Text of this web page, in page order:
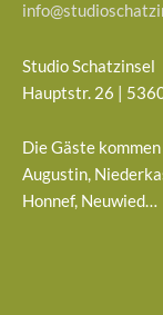
Studio Schatzinsel
Hauptstr. 26 |
Die Gäste
Augustin,
Honnef, Neuwied…